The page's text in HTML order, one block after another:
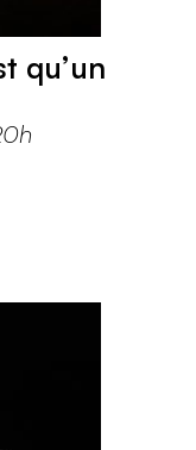
qu’un